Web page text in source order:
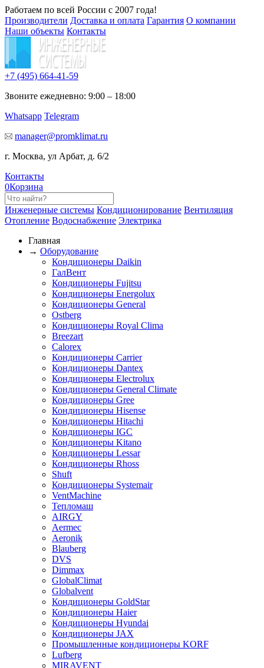
Работаем по всей России с 2007 года!
Производители Доставка и оплата Гарантия О компании
Наши объекты Контакты
+7 (495) 664-41-59
Звоните ежедневно: 9:00 – 18:00
Whatsapp Telegram
manager@promklimat.ru
г. Москва, ул Арбат, д. 6/2
Контакты
0Корзина
Инженерные системы Кондиционирование Вентиляция
Отопление Водоснабжение Электрика
Главная
→ Оборудование
Кондиционеры Daikin
ГалВент
Кондиционеры Fujitsu
Кондиционеры Energolux
Кондиционеры General
Ostberg
Кондиционеры Royal Clima
Breezart
Calorex
Кондиционеры Carrier
Кондиционеры Dantex
Кондиционеры Electrolux
Кондиционеры General Climate
Кондиционеры Gree
Кондиционеры Hisense
Кондиционеры Hitachi
Кондиционеры IGC
Кондиционеры Kitano
Кондиционеры Lessar
Кондиционеры Rhoss
Shuft
Кондиционеры Systemair
VentMachine
Тепломаш
AIRGY
Aermec
Aeronik
Blauberg
DVS
Dimmax
GlobalClimat
Globalvent
Кондиционеры GoldStar
Кондиционеры Haier
Кондиционеры Hyundai
Кондиционеры JAX
Промышленные кондиционеры KORF
Lufberg
MIRAVENT